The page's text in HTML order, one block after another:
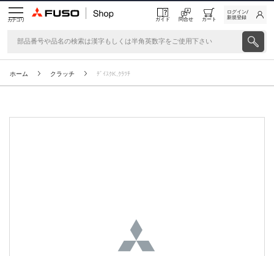
カテゴリ ガイド 問合せ カート
ログイン/
新規登録
ホーム クラッチ ﾃﾞｲｽｸK,ｸﾗﾂﾁ